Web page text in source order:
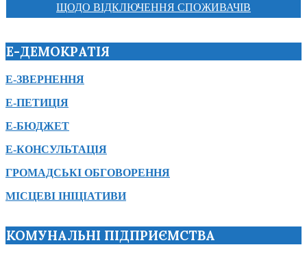
ЩОДО ВІДКЛЮЧЕННЯ СПОЖИВАЧІВ
Е-ДЕМОКРАТІЯ
Е-ЗВЕРНЕННЯ
Е-ПЕТИЦІЯ
Е-БЮДЖЕТ
Е-КОНСУЛЬТАЦІЯ
ГРОМАДСЬКІ ОБГОВОРЕННЯ
МІСЦЕВІ ІНІЦІАТИВИ
КОМУНАЛЬНІ ПІДПРИЄМСТВА